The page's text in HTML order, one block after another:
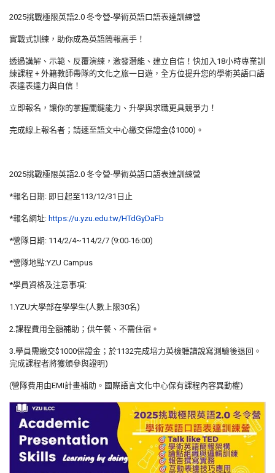
2025挑戰極限英語2.0 冬令營-學術英語口語表達訓練營
實戰式訓練，助你成為英語簡報高手！
透過講解、示範、反覆演練，激發潛能、建立自信！快加入18小時專業訓
練課程 + 外籍教師帶隊的文化之旅一日遊，全方位提升您的學術英語口語
表達表達力與自信！
立即報名，讓你的掌握關鍵能力、升學與求職更具競爭力！
完成線上報名者；請速至語文中心繳交保證金($1000)。
2025挑戰極限英語2.0 冬令營-學術英語口語表達訓練營
*報名日期: 即日起至113/12/31日止
*報名網址: https://u.yzu.edu.tw/HTdGyDaFb
*營隊日期: 114/2/4~114/2/7 (9:00-16:00)
*營隊地點:YZU Campus
*學員資格及注意事項:
1.YZU大學部在學學生(人數上限30名)
2.課程費用全額補助；供午餐、不需住宿。
3.學員需繳交$1000保證金；於1132完成培力英檢聽讀說寫測驗後退回。
完成課程者將獲頒參與證明)
(營隊費用由EMI計畫補助。國際語言文化中心保有課程內容異動權)